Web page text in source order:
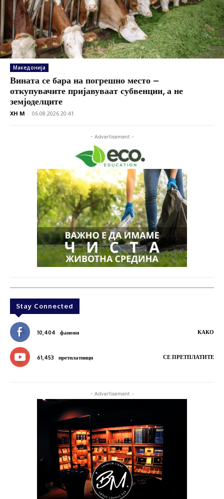
Македонија
Вината се бара на погрешно место –
откупувачите пријавуваат субвенции, а не
земјоделците
XH M - 06.08.2026 20:41
- Advertisement -
Stay Connected
10,404 фанови КАКО
61,453 претплатници СЕ ПРЕТПЛАТИТЕ
- Advertisement -